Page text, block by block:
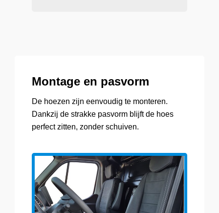
Montage en pasvorm
De hoezen zijn eenvoudig te monteren.
Dankzij de strakke pasvorm blijft de hoes
perfect zitten, zonder schuiven.